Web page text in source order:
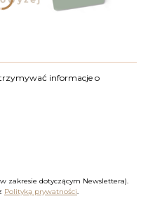
informacje o
zakresie dotyczącym Newslettera).
Polityką prywatności.